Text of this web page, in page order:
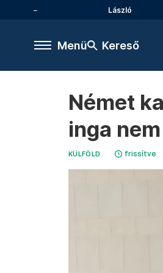
László
Menü Kereső
Német
inga
KÜLFÖLD frissítve